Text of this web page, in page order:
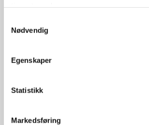
Nødvendig
Egenskaper
Statistikk
Markedsføring